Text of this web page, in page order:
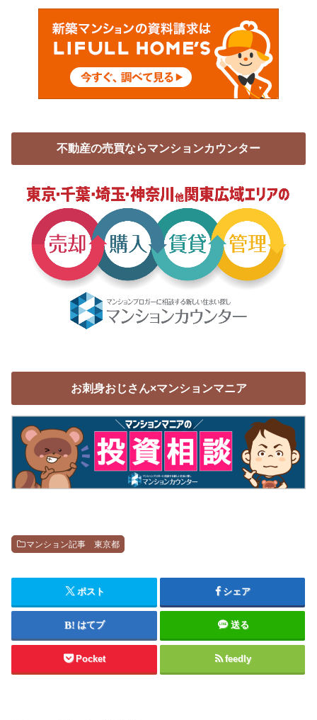
不動産の売買ならマンションカウンター
お刺身おじさん×マンションマニア
マンション記事 東京都
ポスト シェア
はてブ 送る
Pocket feedly